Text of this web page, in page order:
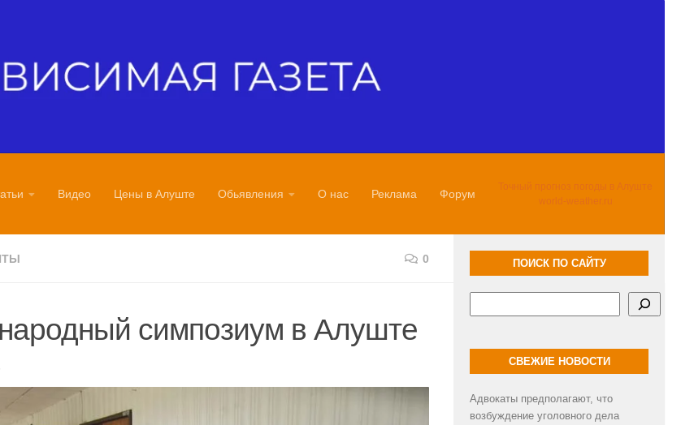
Видео Цены в Алуште Обьявления О нас Реклама Форум
Точный прогноз погоды в Алуште
world-weather.ru
0
симпозиум в Алуште
ПОИСК ПО САЙТУ
СВЕЖИЕ НОВОСТИ
Адвокаты предполагают, что
возбуждение уголовного дела